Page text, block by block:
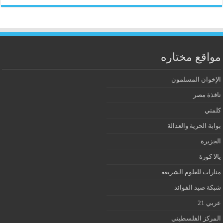
مواقع مختاره
الإخوان المسلمون
نافذة مصر
كلمتي
بوابة الحرية والعدالة
الجزيرة
يالا كورة
منارات للعلوم الشريعه
شبكة صيد الفوائد
عربي 21
المركز الفلسطيني